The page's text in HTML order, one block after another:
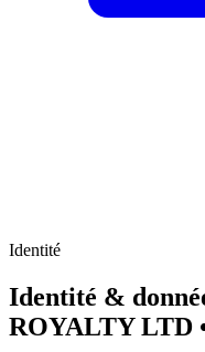
Identité
Identité &
ROYALTY LTD